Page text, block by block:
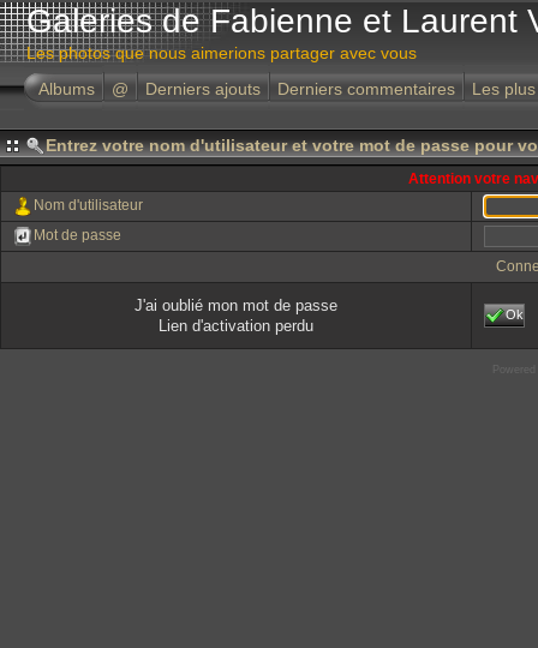
Galeries de Fabienne et Laurent
Les photos que nous aimerions partager avec vous
Albums
@ Derniers ajouts Derniers commentaires Les
Entrez votre nom d'utilisateur et votre mot de passe pour
Attention votre
Nom d'utilisateur
Mot de passe
J'ai oublié mon mot de passe
Lien d'activation perdu
Ok